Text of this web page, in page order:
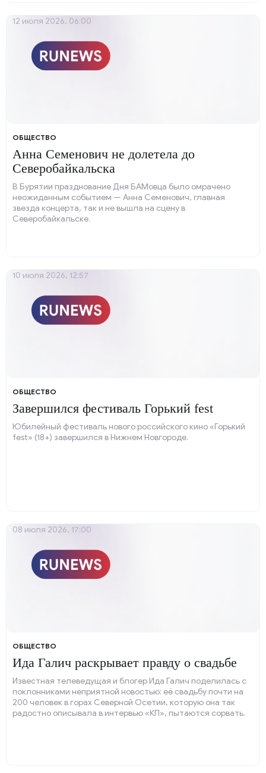
ОБЩЕСТВО
Анна Семенович не долетела до
Северобайкальска
В Бурятии празднование Дня БАМовца было омрачено
неожиданным событием — Анна Семенович, главная
звезда концерта, так и не вышла на сцену в
Северобайкальске.
12 июля 2026, 06:00
ОБЩЕСТВО
Завершился фестиваль Горький fest
Юбилейный фестиваль нового российского кино «Горький
fest» (18+) завершился в Нижнем Новгороде.
10 июля 2026, 12:57
ОБЩЕСТВО
Ида Галич раскрывает правду о свадьбе
Известная телеведущая и блогер Ида Галич поделилась с
поклонниками неприятной новостью: её свадьбу почти на
200 человек в горах Северной Осетии, которую она так
радостно описывала в интервью «КП», пытаются сорвать.
08 июля 2026, 17:00